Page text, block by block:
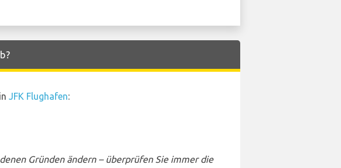
JFK Flughafen:
Gründen ändern – überprüfen Sie immer die